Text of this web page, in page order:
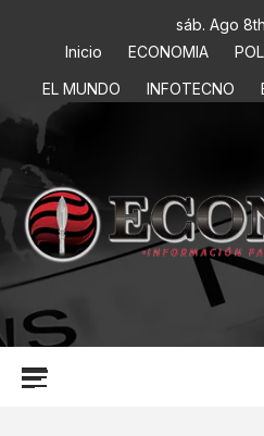
sáb. Ago
Inicio
ECONOMIA
EL MUNDO
INFOTECNO
INFORMACIÓN PARA TOMAR